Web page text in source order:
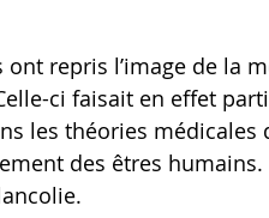
repris l’image de la
ci faisait en effet
les théories médicales
des êtres